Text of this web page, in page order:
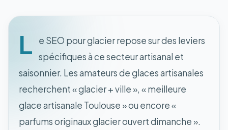
L
e SEO pour glacier repose sur des leviers
spécifiques à ce secteur artisanal et
saisonnier. Les amateurs de glaces artisanales
recherchent « glacier + ville », « meilleure
glace artisanale Toulouse » ou encore «
parfums originaux glacier ouvert dimanche ».